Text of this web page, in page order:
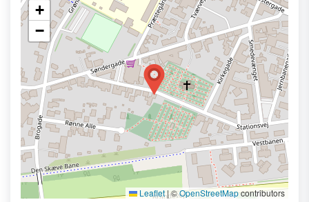
+
−
Leaflet|©OpenStreetMapcontributors